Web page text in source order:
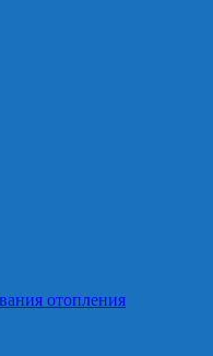
отопления